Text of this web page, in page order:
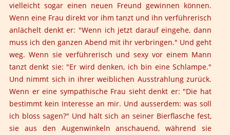
vielleicht sogar einen neuen Freund gewinnen können.
Wenn eine Frau direkt vor ihm tanzt und ihn verführerisch
anlächelt denkt er: "Wenn ich jetzt darauf eingehe, dann
muss ich den ganzen Abend mit ihr verbringen." Und geht
weg. Wenn sie verführerisch und sexy vor einem Mann
tanzt denkt sie: "Er wird denken, ich bin eine Schlampe."
Und nimmt sich in ihrer weiblichen Ausstrahlung zurück.
Wenn er eine sympathische Frau sieht denkt er: "Die hat
bestimmt kein Interesse an mir. Und ausserdem: was soll
ich bloss sagen?" Und hält sich an seiner Bierflasche fest,
sie aus den Augenwinkeln anschauend, während sie